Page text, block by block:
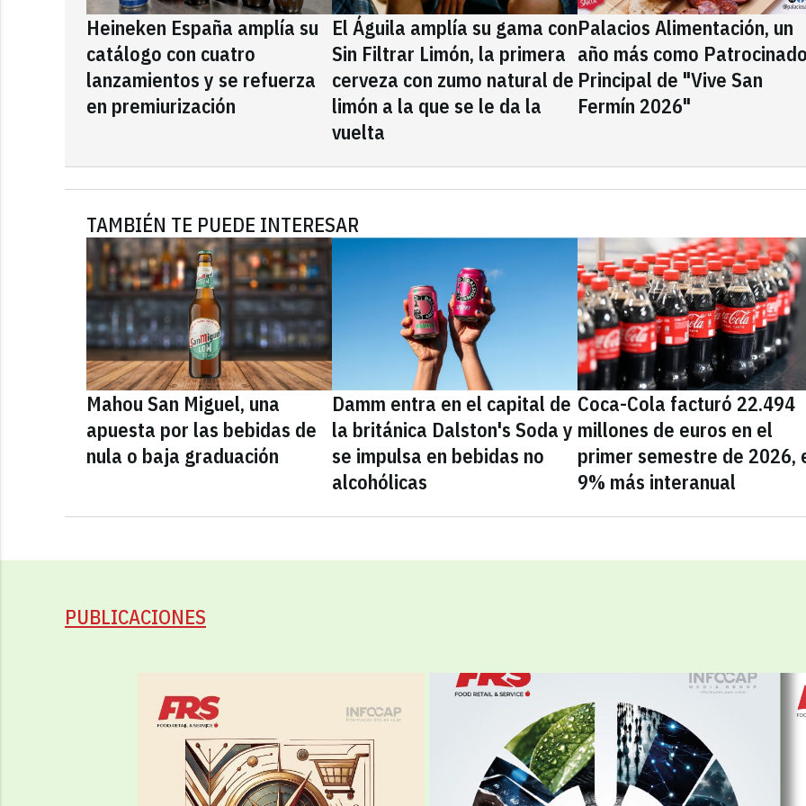
Heineken España amplía su
catálogo con cuatro
lanzamientos y se refuerza
en premiurización
El Águila amplía su gama con
Sin Filtrar Limón, la primera
cerveza con zumo natural de
limón a la que se le da la
vuelta
Palacios Alimentación, un
año más como
Principal de "Vive San
Fermín 2026"
TAMBIÉN TE PUEDE INTERESAR
Mahou San Miguel, una
apuesta por las bebidas de
nula o baja graduación
Damm entra en el capital de
la británica Dalston's Soda y
se impulsa en bebidas no
alcohólicas
Coca-Cola facturó 22.494
millones de euros en el
primer semestre de 2026,
9% más interanual
PUBLICACIONES